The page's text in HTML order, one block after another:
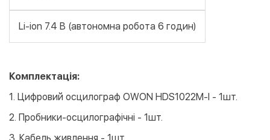
Li-ion 7.4 В (автономна робота 6 годин)
Комплектація:
1. Цифровий осцилограф OWON HDS1022M-I - 1шт.
2. Пробники-осцилографічні - 1шт.